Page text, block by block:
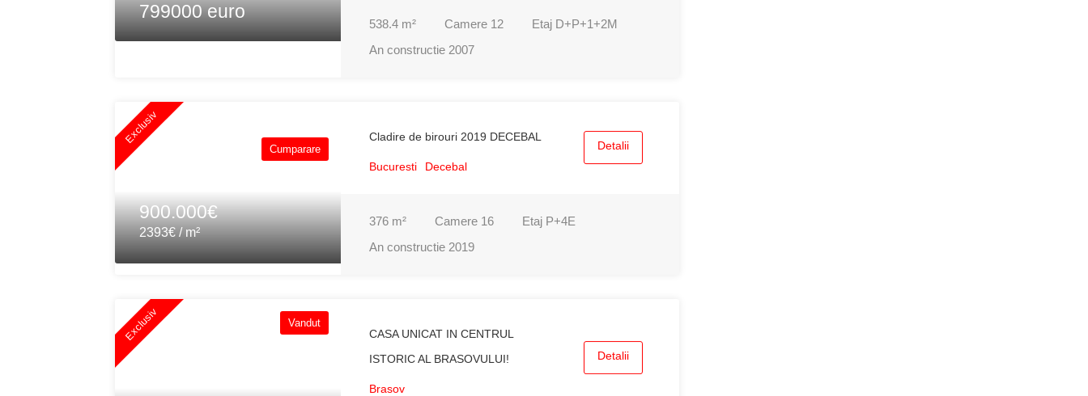
799000 euro
538.4m² Camere 12 Etaj D+P+1+2M
An constructie 2007
Exclusiv
Cumparare
900.000€
2393€ / m²
Cladire de birouri 2019 DECEBAL
Bucuresti Decebal
Detalii
376m² Camere 16 Etaj P+4E
An constructie 2019
Exclusiv Vandut
CASA UNICAT IN CENTRUL
ISTORIC AL BRASOVULUI!
Brasov
Detalii